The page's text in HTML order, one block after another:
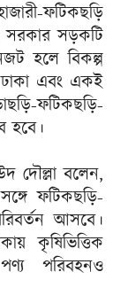
ফটিকছড়ি
সরকার সড়কটি
হলে বিকল্প
ঢাকা এবং একই
ফটিকছড়ি-
হবে।
দৌল্লা বলেন,
ফটিকছড়ি-
আসবে।
কৃষিভিত্তিক
পরিবহনও